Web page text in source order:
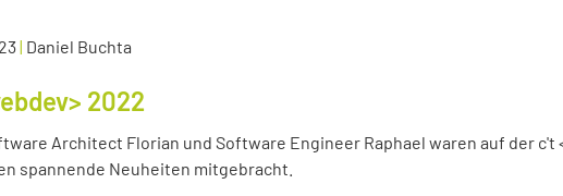
| Daniel Buchta
2022
Architect Florian und Software Engineer Raphael waren auf der c't
spannende Neuheiten mitgebracht.